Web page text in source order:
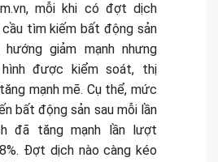
mỗi khi có đợt dịch
cầu tìm kiếm bất động sản
giảm mạnh nhưng
được kiểm soát, thị
mạnh mẽ. Cụ thể, mức
bất động sản sau mỗi lần
đã tăng mạnh lần lượt
Đợt dịch nào càng kéo